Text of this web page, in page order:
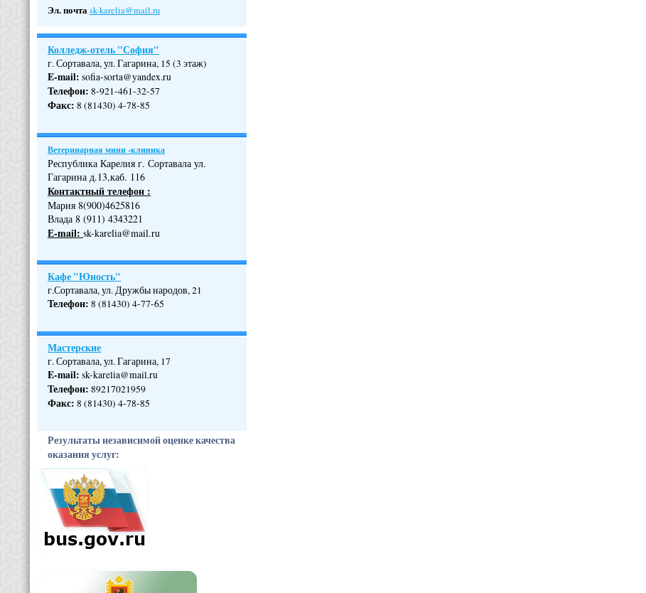
Эл. почтаsk-karelia@mail.ru
Колледж-отель "София"
г. Сортавала, ул. Гагарина, 15 (3 этаж)
E-mail: sofia-sorta@yandex.ru
Телефон: 8-921-461-32-57
Факс: 8 (81430) 4-78-85
Ветеринарная мини -клиника
Республика Карелия г. Сортавала ул.
Гагарина д.13,каб. 116
Контактный телефон :
Мария 8(900)4625816
Влада 8 (911) 4343221
Е-mail: sk-karelia@mail.ru
Кафе "Юность"
г.Сортавала, ул. Дружбы народов, 21
Телефон: 8 (81430) 4-77-65
Мастерские
г. Сортавала, ул. Гагарина, 17
E-mail: sk-karelia@mail.ru
Телефон: 89217021959
Факс: 8 (81430) 4-78-85
Результаты независимой оценке качества
оказания услуг: